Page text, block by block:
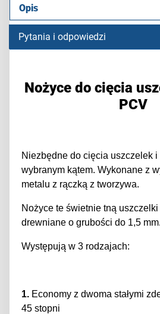
Opis
Pytania i odpowiedzi
Nożyce do cięcia
PCV
Niezbędne do cięcia uszczelek
wybranym kątem. Wykonane z
metalu z rączką z tworzywa.
Nożyce te świetnie tną
drewniane o grubości do 1,5 mm.
Występują w 3 rodzajach:
1. Economy z dwoma stałymi
45 stopni